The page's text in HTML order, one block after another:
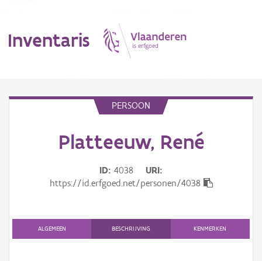
Inventaris
Thema
PERSOON
Platteeuw, René
ID 4038
URI
https://id.erfgoed.net/personen/4038
ALGEMEEN BESCHRIJVING KENMERKEN